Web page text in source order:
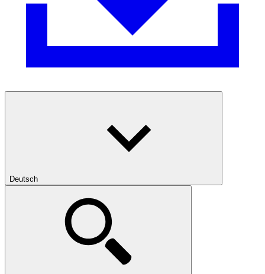
Deutsch